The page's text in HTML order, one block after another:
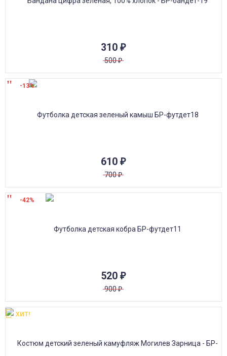
310 ₽
500₽
610 ₽
700₽
-13%
520 ₽
900₽
-42%
ХИТ!